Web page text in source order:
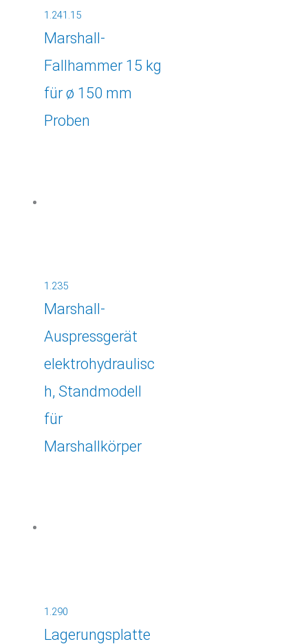
1.241.15
Marshall-
Fallhammer 15 kg
für ø 150 mm
Proben
1.235
Marshall-
Auspressgerät
elektrohydraulisc
h, Standmodell
für
Marshallkörper
1.290
Lagerungsplatte